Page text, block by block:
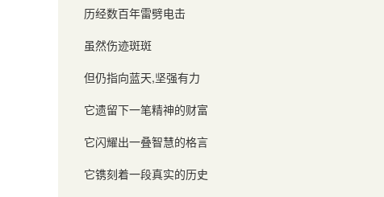
历经数百年雷劈电击
虽然伤迹斑斑
但仍指向蓝天,坚强有力
它遗留下一笔精神的财富
它闪耀出一叠智慧的格言
它镌刻着一段真实的历史